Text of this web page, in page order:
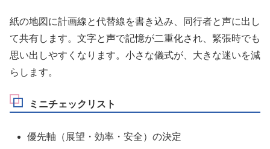
紙の地図に計画線と代替線を書き込み、同行者と声に出し
て共有します。文字と声で記憶が二重化され、緊張時でも
思い出しやすくなります。小さな儀式が、大きな迷いを減
らします。
ミニチェックリスト
優先軸（展望・効率・安全）の決定